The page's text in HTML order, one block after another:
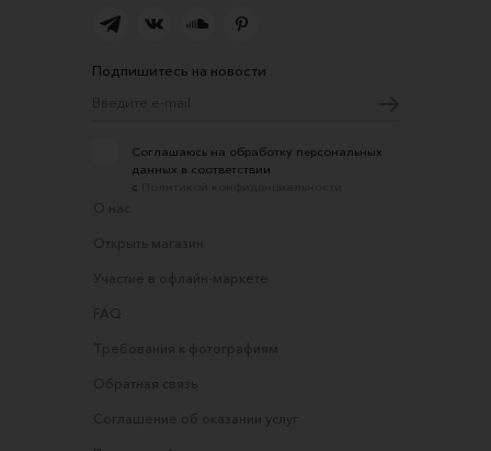
Подпишитесь на новости
Соглашаюсь на обработку персональных
данных в соответствии
с
О нас
Открыть магазин
Участие в офлайн-маркете
FAQ
Требования к фотографиям
Обратная связь
Соглашение об оказании услуг